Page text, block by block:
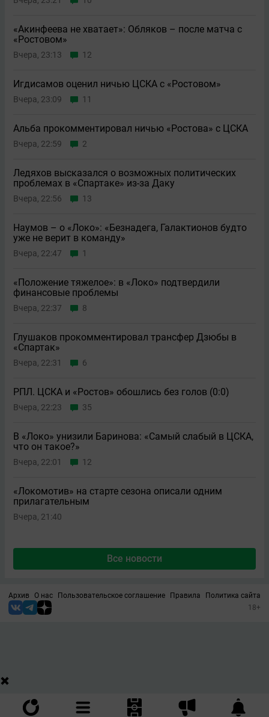
«Акинфеева не хватает»: Обляков – после матча с
«Ростовом»
Вчера, 23:13 12
Игдисамов оценил ничью ЦСКА с «Ростовом»
Вчера, 23:09 11
Альба прокомментировал ничью «Ростова» с ЦСКА
Вчера, 22:59 2
Ледяхов высказался о возможных политических
проблемах в «Спартаке» из-за Даку
Вчера, 22:56 13
Наумов – о «Локо»: «Безнадега, Галактионов будто
уже не верит в команду»
Вчера, 22:47 1
«Положение тяжелое»: в «Локо» подтвердили
финансовые проблемы
Вчера, 22:37 8
Глушаков прокомментировал трансфер Дзюбы в
«Спартак»
Вчера, 22:31 6
РПЛ. ЦСКА и «Ростов» обошлись без голов (0:0)
Вчера, 22:23 35
В «Локо» унизили Баринова: «Самый слабый в ЦСКА,
что он такое?»
Вчера, 22:01 12
«Локомотив» на старте сезона описали одним
прилагательным
Вчера, 21:40
Все новости
Архив О нас Пользовательское соглашение Правила
Политика сайта
18+